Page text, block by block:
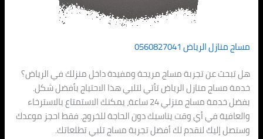
مساج منازل الرياض 0560827041
هل تبحث عن تجربة مساج مريحة ومفيدة داخل منزلك في الرياض؟
خدمة مساج منازل الرياض تأتي لتلبي هذا الاحتياج بأفضل شكل.
بفضل خدمة مساج منزلي 24 ساعة، يمكنك الاستمتاع بالاسترخاء
والعافية في أي وقت يناسبك دون الحاجة للخروج. فقط احجز موعدك
وسنصل إليك لنقدم لك أفضل تجربة مساج تلبي تطلعاتك.